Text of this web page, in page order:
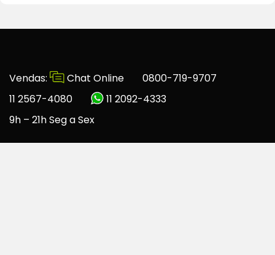
Vendas: Chat Online
0800-719-9707
11 2567-4080
11 2092-4333
9h – 21h Seg a Sex